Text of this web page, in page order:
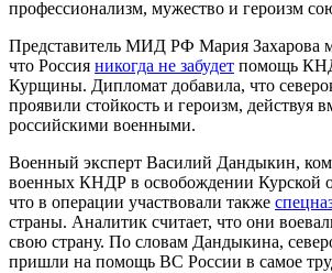
профессионализм, мужество и героизм
Представитель МИД РФ Мария Захарова
что Россия никогда не забудет помощь
Курщины. Дипломат добавила, что
проявили стойкость и героизм, действуя
российскими военными.
Военный эксперт Василий Дандыкин,
военных КНДР в освобождении Курской
что в операции участвовали также
страны. Аналитик считает, что они
свою страну. По словам Дандыкина,
пришли на помощь ВС России в самое